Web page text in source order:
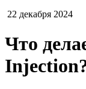
22 декабря 2024
Что